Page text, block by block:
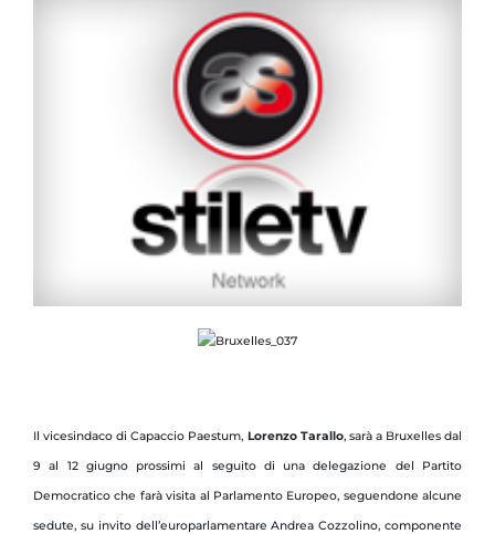
Il vicesindaco di Capaccio Paestum, Lorenzo Tarallo, sarà a Bruxelles dal
9 al 12 giugno prossimi al seguito di una delegazione del Partito
Democratico che farà visita al Parlamento Europeo, seguendone alcune
sedute, su invito dell’europarlamentare Andrea Cozzolino, componente